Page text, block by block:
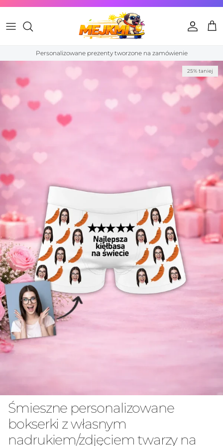
Przejdź do treści
Konto
Personalizowane prezenty tworzone na zamówienie
Przewiń do informacji o produkcie
25% taniej
Śmieszne personalizowane
bokserki z własnym
nadrukiem/zdjęciem twarzy na